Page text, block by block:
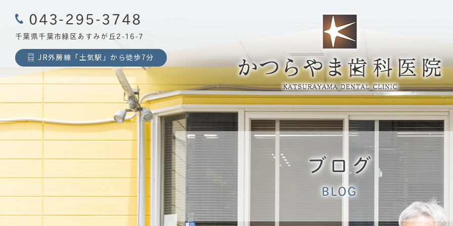
043-295-3748
千葉県千葉市緑区あすみが丘2-16-7
JR外房線「土気駅」から徒歩7分
ブログ
BLOG